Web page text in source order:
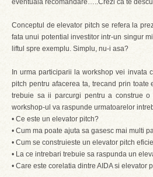
eventuala recomandare…..Crezi ca te
Conceptul de elevator pitch se refera la
fata unui potential investitor intr-un singur
liftul spre exemplu. Simplu, nu-i asa?
In urma participarii la workshop vei invata
pitch pentru afacerea ta, trecand prin toate
trebuie sa ii parcurgi pentru a construe o
workshop-ul va raspunde urmatoarelor
• Ce este un elevator pitch?
• Cum ma poate ajuta sa gasesc mai multi
• Cum se construieste un elevator pitch
• La ce intrebari trebuie sa raspunda un
• Care este corelatia dintre AIDA si elevator